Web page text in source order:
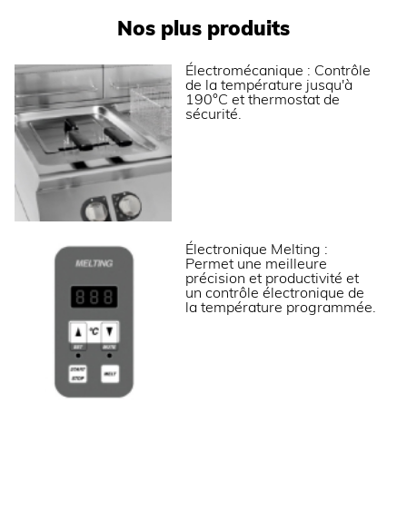
Dimensions extérieures (LxPxH) (mm)
ALIMENTATION
Puissance gaz (kW)
Puissance électrique raccordée (kW)
Tension (V)
LOGISTIQUE
Dimensions emballage (LxPxH) (mm) 845x825x1200
Poids brut (kg)
Informations complémentaires
Nos plus produits
Électromécanique : Contrôle
de la température jusqu'à
190°C et thermostat de
sécurité.
Électronique Melting :
Permet une meilleure
précision et productivité et
un contrôle électronique de
la température programmée.